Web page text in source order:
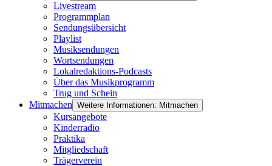
Livestream
Programmplan
Sendungsübersicht
Playlist
Musiksendungen
Wortsendungen
Lokalredaktions-Podcasts
Über das Musikprogramm
Trug und Schein
Mitmachen Weitere Informationen: Mitmachen
Kursangebote
Kinderradio
Praktika
Mitgliedschaft
Trägerverein